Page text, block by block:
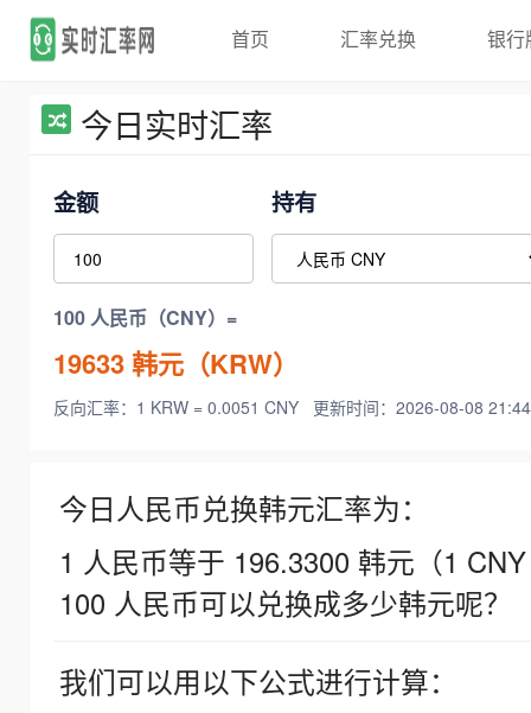
首页 汇率兑换 银行
今日实时汇率
金额 持有
100 人民币（CNY）=
19633韩元（KRW）
反向汇率：1 KRW = 0.0051 CNY 更新时间：2026-08-08
今日人民币兑换韩元汇率为：
1 人民币等于 196.3300 韩元（1
100 人民币可以兑换成多少韩元呢？
我们可以用以下公式进行计算：